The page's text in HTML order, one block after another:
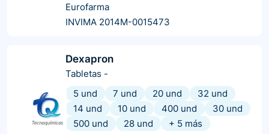
Eurofarma
INVIMA 2014M-0015473
Dexapron
Tabletas -
5 und
7 und 20 und
32 und
14 und
10 und 400 und
30 und
500 und
28 und + 5 más